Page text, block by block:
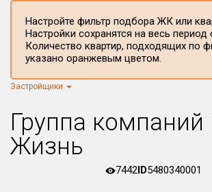
Регион ЖК
Район в регионе
Все
Настройте фильтр подбора ЖК или
Настройки сохранятся на весь период
Количество квартир, подходящих по
указано оранжевым цветом.
Застройщики
Группа компаний
Жизнь
7442ID5480340001